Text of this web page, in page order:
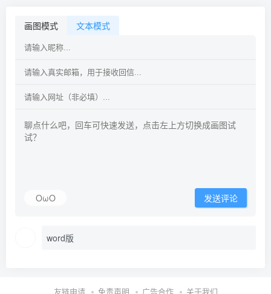
画图模式 文本模式
OωO 发送评论
word版
友链申请 免责声明 广告合作 关于我们